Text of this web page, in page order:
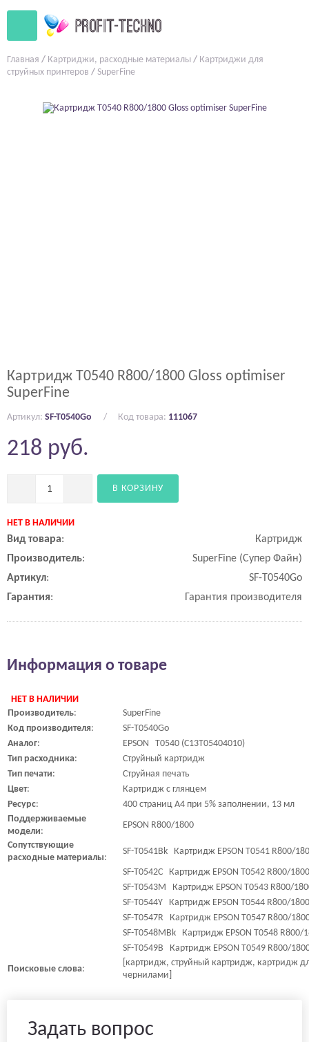
Главная / Картриджи, расходные материалы / Картриджи для
струйных принтеров / SuperFine
Картридж T0540 R800/1800 Gloss optimiser
SuperFine
Артикул: SF-T0540Go Код товара: 111067
НЕТ В НАЛИЧИИ
Вид товара:
Картридж
Производитель:
SuperFine (Супер Файн)
Артикул:
SF-T0540Go
Гарантия: Гарантия производителя
218 руб.
В КОРЗИНУ
Информация о товаре
НЕТ В НАЛИЧИИ
Производитель:
SuperFine
Код производителя:
SF-T0540Go
Аналог:
EPSON T0540 (C13T05404010)
Тип расходника:
Струйный картридж
Тип печати:
Струйная печать
Цвет:
Картридж с глянцем
Ресурс:
400 страниц A4 при 5% заполнении, 13 мл
Поддерживаемые
модели:
EPSON R800/1800
Сопутствующие
расходные материалы:
SF-T0541Bk Картридж EPSON T0541 R800/
SF-T0542C Картридж EPSON T0542 R800/
SF-T0543M Картридж EPSON T0543 R800/
SF-T0544Y Картридж EPSON T0544 R800/
SF-T0547R Картридж EPSON T0547 R800/
SF-T0548MBk Картридж EPSON T0548 R800/
SF-T0549B Картридж EPSON T0549 R800/
Поисковые слова:
[картридж, струйный картридж, картридж
чернилами]
Задать вопрос